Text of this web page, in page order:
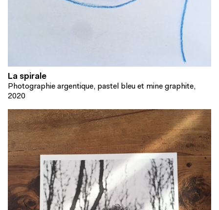
La spirale
Photographie argentique, pastel bleu et mine graphite,
2020